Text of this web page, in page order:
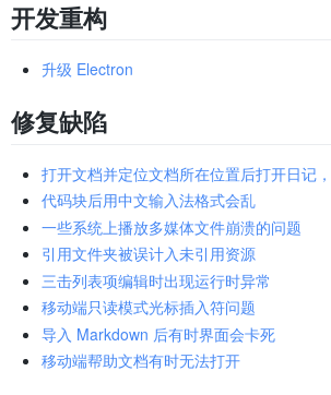
开发重构
升级 Electron
修复缺陷
打开文档并定位文档所在位置后打开日记
代码块后用中文输入法格式会乱
一些系统上播放多媒体文件崩溃的问题
引用文件夹被误计入未引用资源
三击列表项编辑时出现运行时异常
移动端只读模式光标插入符问题
导入 Markdown 后有时界面会卡死
移动端帮助文档有时无法打开